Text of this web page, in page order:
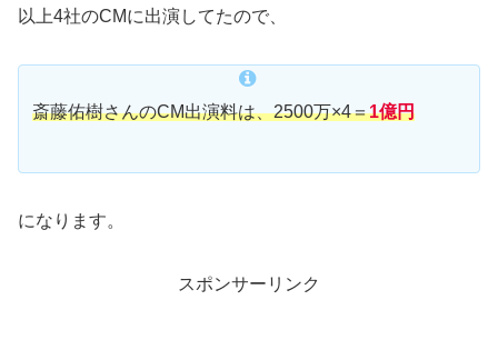
以上4社のCMに出演してたので、
斎藤佑樹さんのCM出演料は、2500万×4＝1億円
になります。
スポンサーリンク